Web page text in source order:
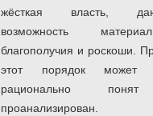
жёсткая власть,
возможность
благополучия и роскоши.
этот порядок может
рационально
проанализирован.